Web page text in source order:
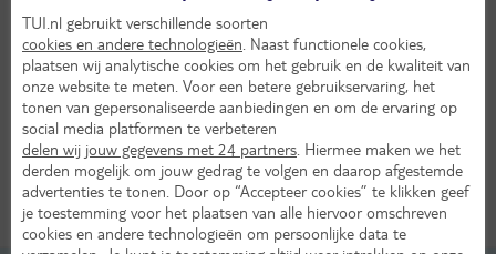
Individuele rondreis Denemarken
Di 1 sep 2026
8 dagen (7 nachten)
Eigen vervoer
Logies ontbijt
915,-
per persoon
Bekijk
Alle verplichte kosten inbegrepen!
TUI.nl gebruikt verschillende soorten
cookies en andere technologieën . Naast functionele cookies,
plaatsen wij analytische cookies om het gebruik en de kwaliteit van
onze website te meten. Voor een betere gebruikservaring, het
tonen van gepersonaliseerde aanbiedingen en om de ervaring op
social media platformen te verbeteren
delen wij jouw gegevens met 24 partners . Hiermee maken we het
derden mogelijk om jouw gedrag te volgen en daarop afgestemde
advertenties te tonen. Door op “Accepteer cookies” te klikken geef
je toestemming voor het plaatsen van alle hiervoor omschreven
cookies en andere technologieën om persoonlijke data te